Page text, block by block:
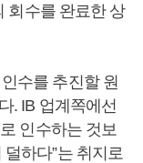
회수를 완료한 상
수를 추진할 원
. IB 업계쪽에선
인수하는 것보
하다”는 취지로